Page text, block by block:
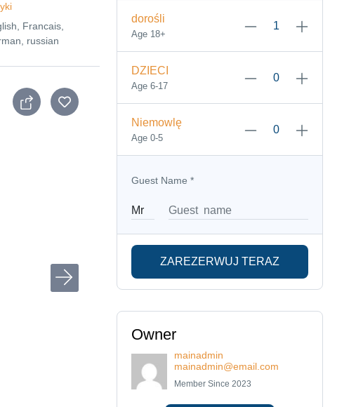
Francais,
russian
dorośli
Age 18+
DZIECI
Age 6-17
Niemowlę
Age 0-5
Guest Name *
ZAREZERWUJ TERAZ
Owner
mainadmin
mainadmin@email.com
Member Since 2023